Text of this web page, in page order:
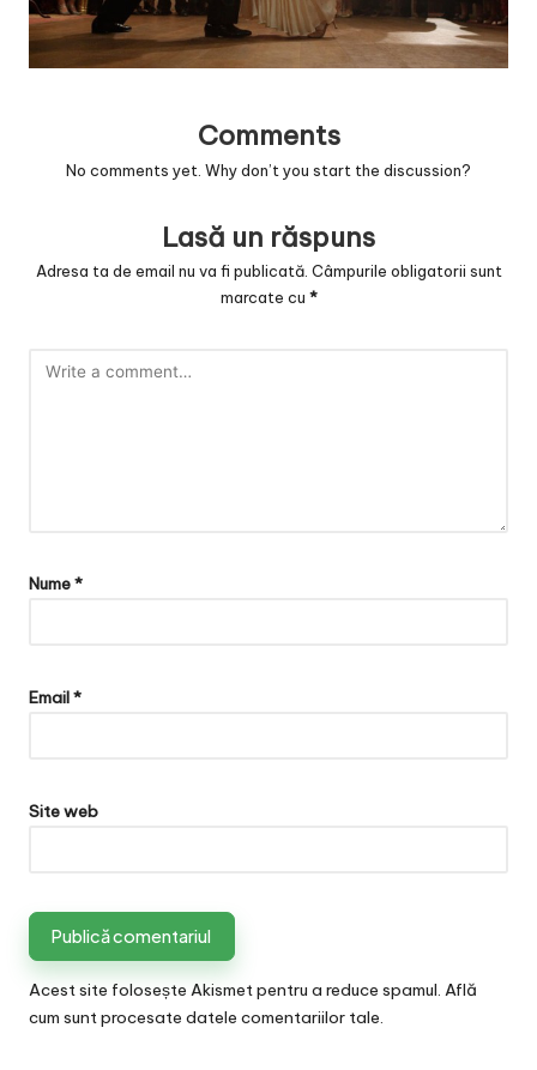
v
a
e
Comments
No comments yet. Why don’t you start the discussion?
Lasă un răspuns
Adresa ta de email nu va fi publicată. Câmpurile obligatorii sunt
marcate cu *
Nume*
Email*
Site web
Acest site folosește Akismet pentru a reduce spamul. Află
cum sunt procesate datele comentariilor tale.